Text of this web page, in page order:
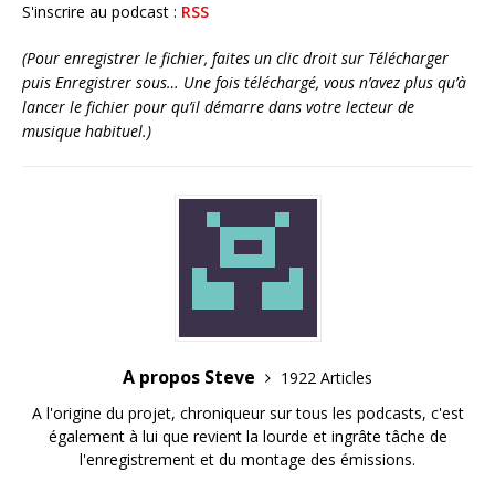
S'inscrire au podcast : RSS
(Pour enregistrer le fichier, faites un clic droit sur Télécharger
puis Enregistrer sous… Une fois téléchargé, vous n’avez plus qu’à
lancer le fichier pour qu’il démarre dans votre lecteur de
musique habituel.)
A propos Steve
1922 Articles
A l'origine du projet, chroniqueur sur tous les podcasts, c'est
également à lui que revient la lourde et ingrâte tâche de
l'enregistrement et du montage des émissions.